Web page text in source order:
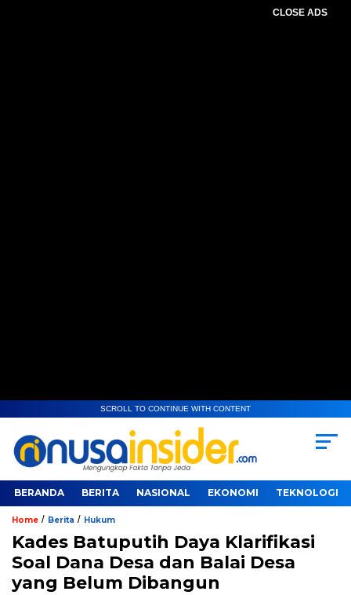
CLOSE ADS
SCROLL TO CONTINUE WITH CONTENT
BERANDA BERITA NASIONAL EKONOMI TEKNOLOGI
Home / Berita / Hukum
Kades Batuputih Daya Klarifikasi
Soal Dana Desa dan Balai Desa
yang Belum Dibangun